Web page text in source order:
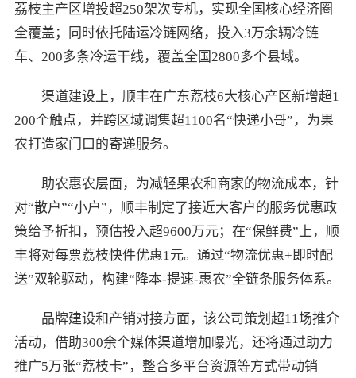
荔枝主产区增投超250架次专机，实现全国核心经济圈
全覆盖；同时依托陆运冷链网络，投入3万余辆冷链
车、200多条冷运干线，覆盖全国2800多个县域。
渠道建设上，顺丰在广东荔枝6大核心产区新增超1
200个触点，并跨区域调集超1100名“快递小哥”，为果
农打造家门口的寄递服务。
助农惠农层面，为减轻果农和商家的物流成本，针
对“散户”“小户”，顺丰制定了接近大客户的服务优惠政
策给予折扣，预估投入超9600万元；在“保鲜费”上，顺
丰将对每票荔枝快件优惠1元。通过“物流优惠+即时配
送”双轮驱动，构建“降本-提速-惠农”全链条服务体系。
品牌建设和产销对接方面，该公司策划超11场推介
活动，借助300余个媒体渠道增加曝光，还将通过助力
推广5万张“荔枝卡”，整合多平台资源等方式带动销